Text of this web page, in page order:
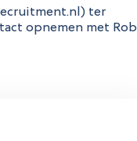
ter
opnemen met Rob